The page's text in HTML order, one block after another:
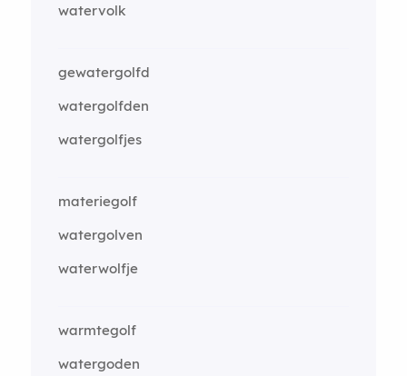
watervolk
gewatergolfd
watergolfden
watergolfjes
materiegolf
watergolven
waterwolfje
warmtegolf
watergoden